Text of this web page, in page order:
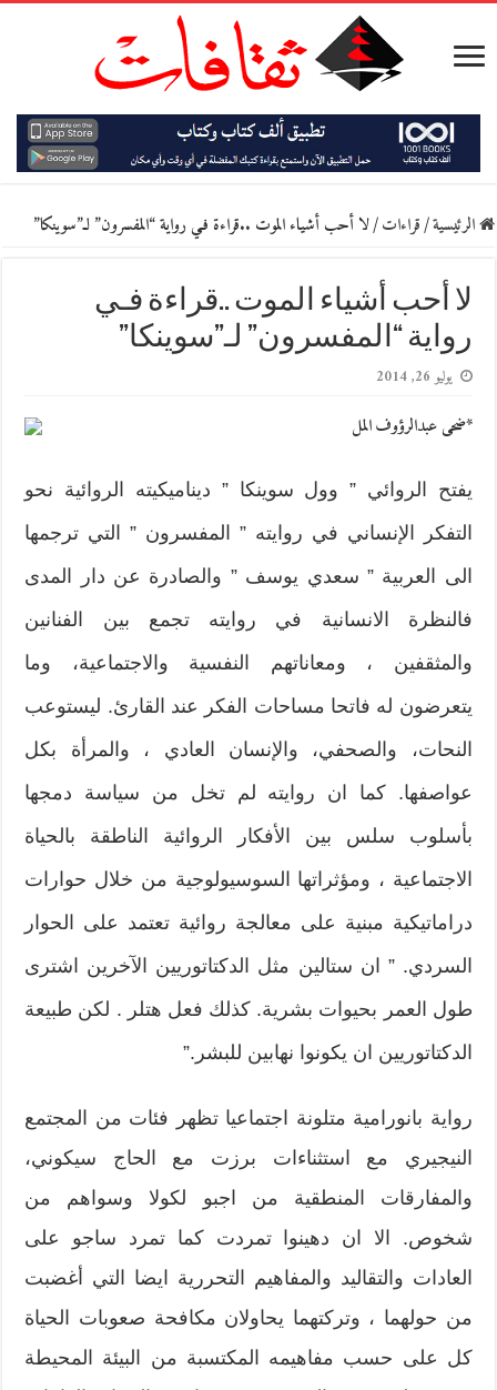
الرئيسية/قراءات/لا أحب أشياء الموت ..قراءة فـي رواية “المفسرون” لـ”سوينكا”
لا أحب أشياء الموت ..قراءة فـي
رواية “المفسرون” لـ”سوينكا”
يوليو 26, 2014
*ضحى عبدالرؤوف المل
يفتح الروائي ” وول سوينكا ” ديناميكيته الروائية نحو
التفكر الإنساني في روايته ” المفسرون ” التي ترجمها
الى العربية ” سعدي يوسف ” والصادرة عن دار المدى
فالنظرة الانسانية في روايته تجمع بين الفنانين
والمثقفين ، ومعاناتهم النفسية والاجتماعية، وما
يتعرضون له فاتحا مساحات الفكر عند القارئ. ليستوعب
النحات، والصحفي، والإنسان العادي ، والمرأة بكل
عواصفها. كما ان روايته لم تخل من سياسة دمجها
بأسلوب سلس بين الأفكار الروائية الناطقة بالحياة
الاجتماعية ، ومؤثراتها السوسيولوجية من خلال حوارات
دراماتيكية مبنية على معالجة روائية تعتمد على الحوار
السردي. ” ان ستالين مثل الدكتاتوريين الآخرين اشترى
طول العمر بحيوات بشرية. كذلك فعل هتلر . لكن طبيعة
الدكتاتوريين ان يكونوا نهابين للبشر.”
رواية بانورامية متلونة اجتماعيا تظهر فئات من المجتمع
النيجيري مع استثناءات برزت مع الحاج سيكوني،
والمفارقات المنطقية من اجبو لكولا وسواهم من
شخوص. الا ان دهينوا تمردت كما تمرد ساجو على
العادات والتقاليد والمفاهيم التحررية ايضا التي أغضبت
من حولهما ، وتركتهما يحاولان مكافحة صعوبات الحياة
كل على حسب مفاهيمه المكتسبة من البيئة المحيطة